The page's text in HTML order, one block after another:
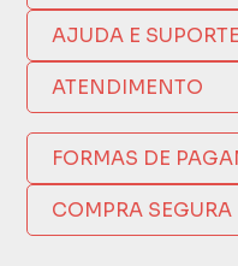
Quem Somos
Compra Segura
Como Comprar
Nossas Lojas
Política de
AJUDA E SUPORTE
Nosso Aplicativo
Trocas e
Formas de
Fretes e Entregas
Fabricantes
Termos de Compra
ATENDIMENTO
(17) 3209-9595
FORMAS DE
COMPRA SEGURA